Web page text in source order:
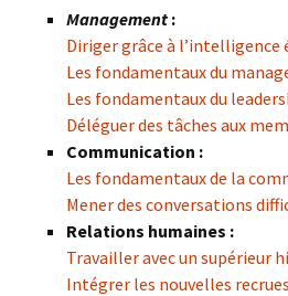
Management :
Diriger grâce à
Les fondamentaux du
Les fondamentaux du
Déléguer des tâches aux
Communication :
Les fondamentaux de la
Mener des conversations
Relations humaines :
Travailler avec un supérieur
Intégrer les nouvelles recrues